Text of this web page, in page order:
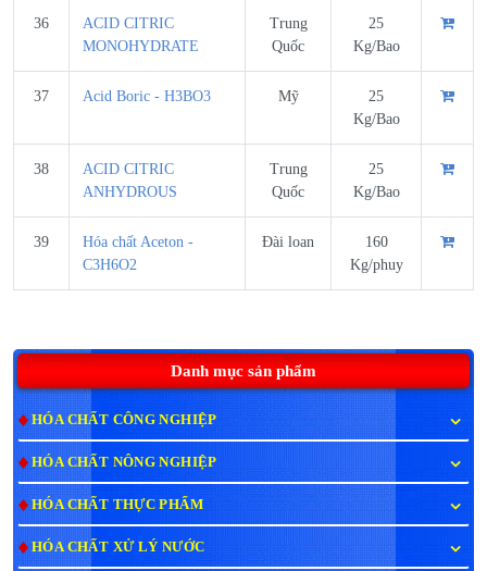
Danh mục sản phẩm
HÓA CHẤT CÔNG NGHIỆP
HÓA CHẤT NÔNG NGHIỆP
HÓA CHẤT THỰC PHẨM
HÓA CHẤT XỬ LÝ NƯỚC
36
ACID CITRIC
MONOHYDRATE
Trung
Quốc
25
Kg/Bao
37 Acid Boric - H3BO3 Mỹ
25
Kg/Bao
38
ACID CITRIC
ANHYDROUS
Trung
Quốc
25
Kg/Bao
39
Hóa chất Aceton -
C3H6O2
Đài loan
160
Kg/phuy